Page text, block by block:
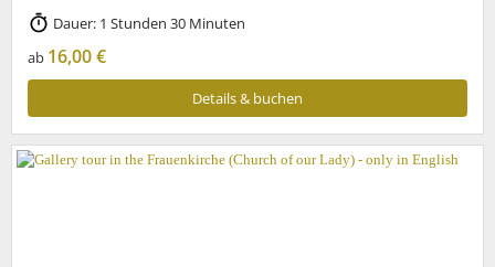
Dauer: 1 Stunden 30 Minuten
ab 16,00 €
Details & buchen